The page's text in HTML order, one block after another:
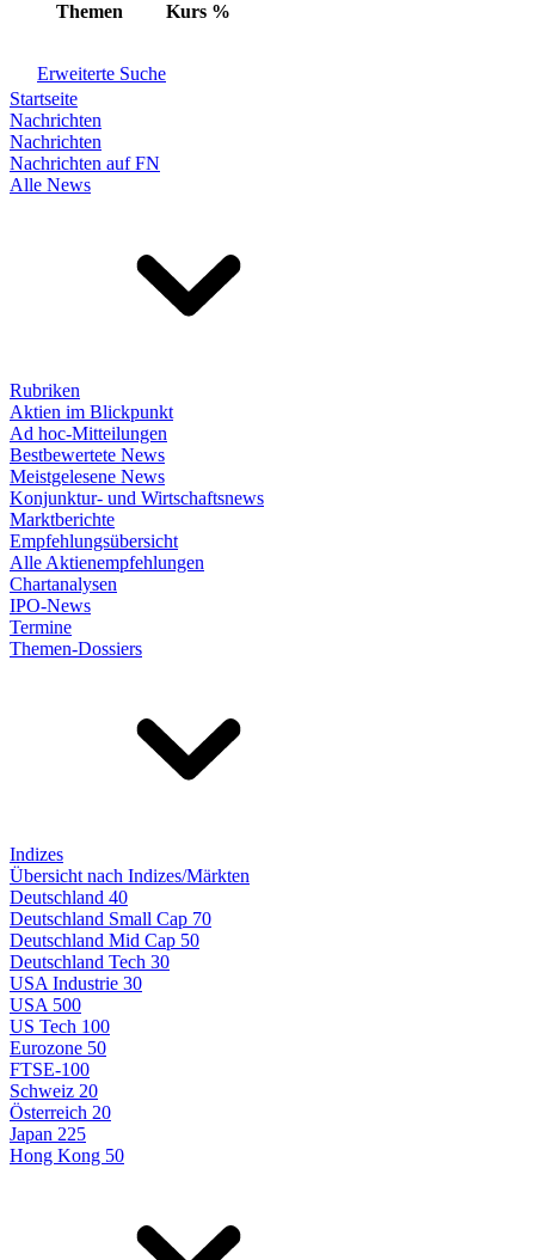
Themen Kurs %
Erweiterte Suche
Startseite
Nachrichten
Nachrichten
Nachrichten auf FN
Alle News
Rubriken
Aktien im Blickpunkt
Ad hoc-Mitteilungen
Bestbewertete News
Meistgelesene News
Konjunktur- und Wirtschaftsnews
Marktberichte
Empfehlungsübersicht
Alle Aktienempfehlungen
Chartanalysen
IPO-News
Termine
Themen-Dossiers
Indizes
Übersicht nach Indizes/Märkten
Deutschland 40
Deutschland Small Cap 70
Deutschland Mid Cap 50
Deutschland Tech 30
USA Industrie 30
USA 500
US Tech 100
Eurozone 50
FTSE-100
Schweiz 20
Österreich 20
Japan 225
Hong Kong 50